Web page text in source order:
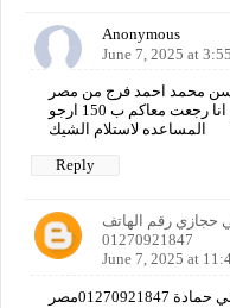
Anonymous
June 7, 2025 at
حسن محمد احمد فرج من مصر
محافظه الفيوم مركز سنورس انا رجعت معاكم ب 150 ارجو
المساعده لاستلام الشيك
Reply
حجازي رقم الهاتف
01270921847
June 7, 2025 at
01270921847مصر